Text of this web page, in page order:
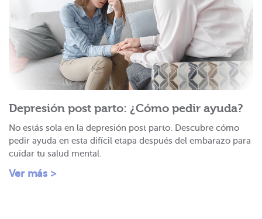
Depresión post parto: ¿Cómo pedir ayuda?
No estás sola en la depresión post parto. Descubre cómo
pedir ayuda en esta difícil etapa después del embarazo para
cuidar tu salud mental.
Ver más >